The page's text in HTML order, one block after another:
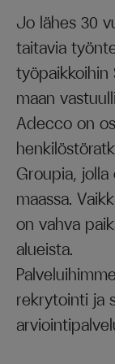
Jo lähes 30
taitavia
työpaikkoihin
maan
Adecco on
Groupia,
maassa.
on vahva
alueista.
rekrytointi ja